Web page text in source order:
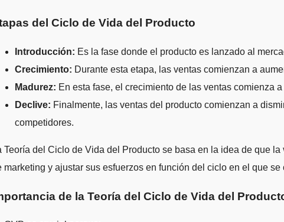
del Ciclo de Vida del Producto
Introducción: Es la fase donde el producto es lanzado al
Crecimiento: Durante esta etapa, las ventas comienzan a
Madurez: En esta fase, el crecimiento de las ventas comienza
Declive: Finalmente, las ventas del producto comienzan a
competidores.
Teoría del Ciclo de Vida del Producto se basa en la idea de que
marketing y ajustar sus esfuerzos en función del ciclo en el que se
de la Teoría del Ciclo de Vida del